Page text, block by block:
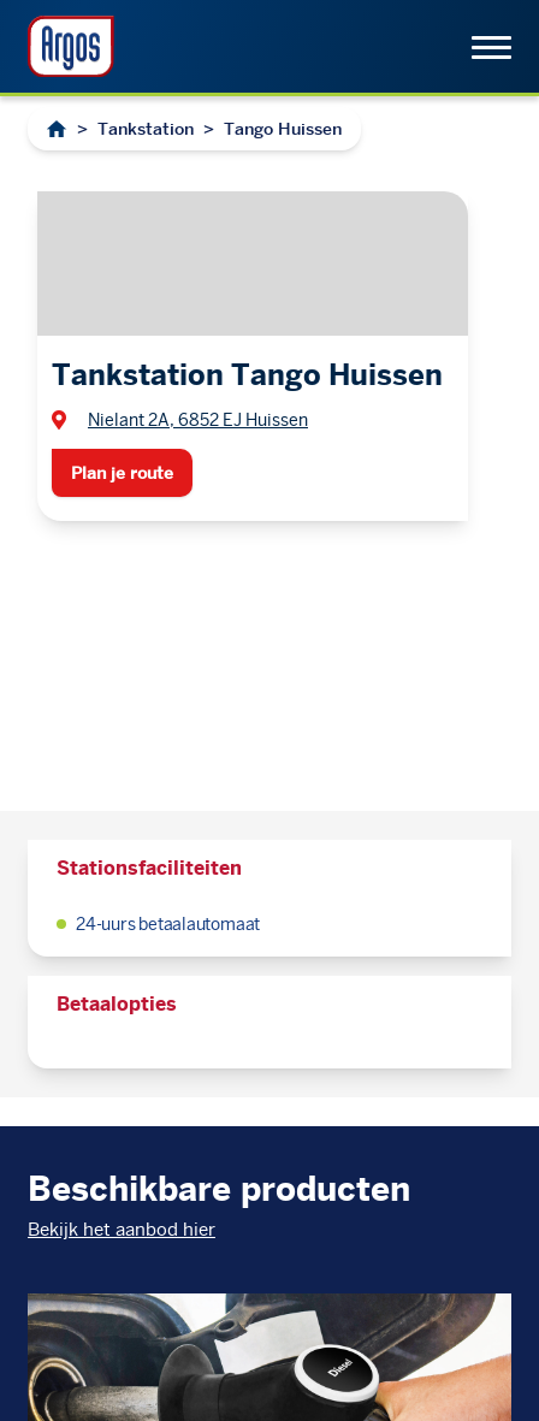
> Tankstation > Tango Huissen
Tankstation Tango Huissen
Nielant 2A, 6852 EJ Huissen
Plan je route
Stationsfaciliteiten
24-uurs betaalautomaat
Betaalopties
Beschikbare producten
Bekijk het aanbod hier